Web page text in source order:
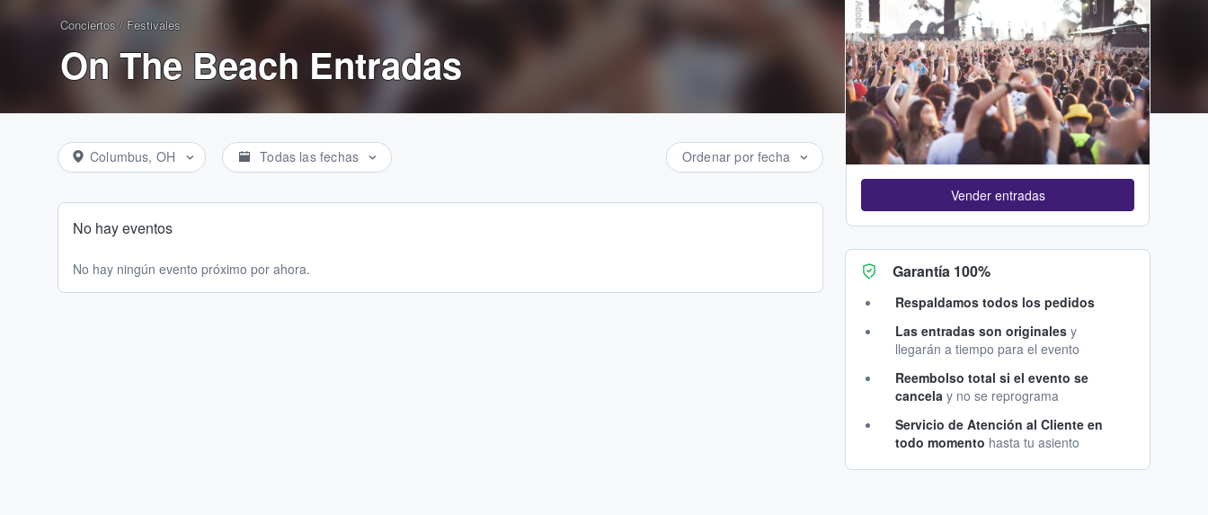
Conciertos / Festivales
On The Beach Entradas
Columbus, OH Todas las fechas Ordenar por fecha
No hay eventos
No hay ningún evento próximo por ahora.
Adobe Stock
Vender entradas
Garantía 100%
Respaldamos todos los pedidos
Las entradas son originales y
llegarán a tiempo para el evento
Reembolso total si el evento se
cancela y no se reprograma
Servicio de Atención al Cliente en
todo momento hasta tu asiento